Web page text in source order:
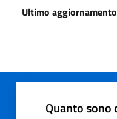
Ultimo aggiornamento
Quanto